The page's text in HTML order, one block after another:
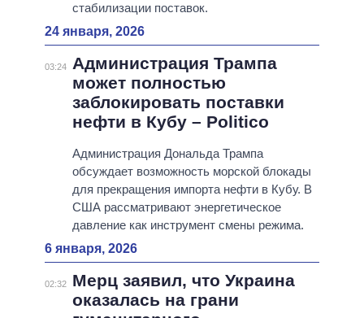
стабилизации поставок.
24 января, 2026
03:24
Администрация Трампа
может полностью
заблокировать поставки
нефти в Кубу – Politico
Администрация Дональда Трампа
обсуждает возможность морской блокады
для прекращения импорта нефти в Кубу. В
США рассматривают энергетическое
давление как инструмент смены режима.
6 января, 2026
02:32
Мерц заявил, что Украина
оказалась на грани